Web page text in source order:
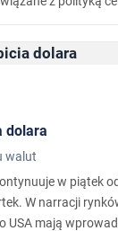
w
i oburzenie w
dolara
walut
w piątek
W narracji
USA mają